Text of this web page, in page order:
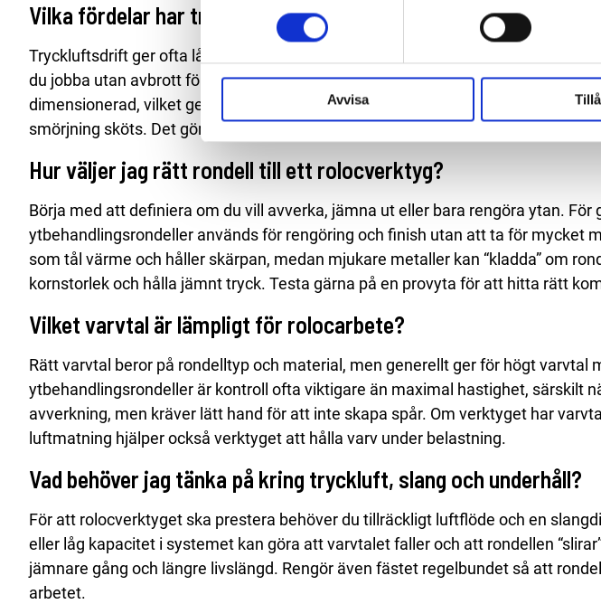
Avvisa
Vilka fördelar har tryckluftsdrift för rolocverktyg i verkstad?
Tryckluftsdrift ger ofta låg vikt i handen och snabb respons, vilket är en fördel
du jobba utan avbrott för laddning och utan att hantera kablar runt bilen eller
dimensionerad, vilket ger mer förutsägbart slipresultat. Tryckluftsverktyg trivs
smörjning sköts. Det gör dem lämpliga i däckverkstad, bilverkstad och
Hur väljer jag rätt rondell till ett rolocverktyg?
Börja med att definiera om du vill avverka, jämna ut eller bara rengöra ytan.
ytbehandlingsrondeller används för rengöring och finish utan att ta för mycket
som tål värme och håller skärpan, medan mjukare metaller kan “kladda” om
kornstorlek och hålla jämnt tryck. Testa gärna på en provyta för att hitta rätt
Vilket varvtal är lämpligt för rolocarbete?
Rätt varvtal beror på rondelltyp och material, men generellt ger för högt
ytbehandlingsrondeller är kontroll ofta viktigare än maximal hastighet, särskilt
avverkning, men kräver lätt hand för att inte skapa spår. Om verktyget har
luftmatning hjälper också verktyget att hålla varv under belastning.
Vad behöver jag tänka på kring tryckluft, slang och underhåll?
För att rolocverktyget ska prestera behöver du tillräckligt luftflöde och en
eller låg kapacitet i systemet kan göra att varvtalet faller och att rondellen
jämnare gång och längre livslängd. Rengör även fästet regelbundet så att
arbetet.